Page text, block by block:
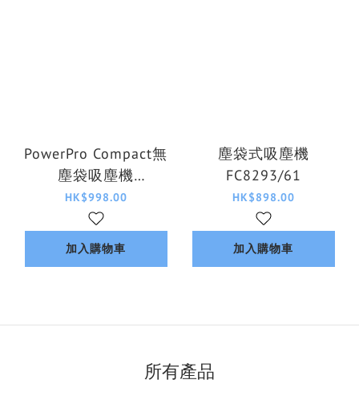
PowerPro Compact無
塵袋吸塵機
FC9350/61
HK$998.00
加入購物車
塵袋式吸塵機
FC8293/61
HK$898.00
加入購物車
所有產品